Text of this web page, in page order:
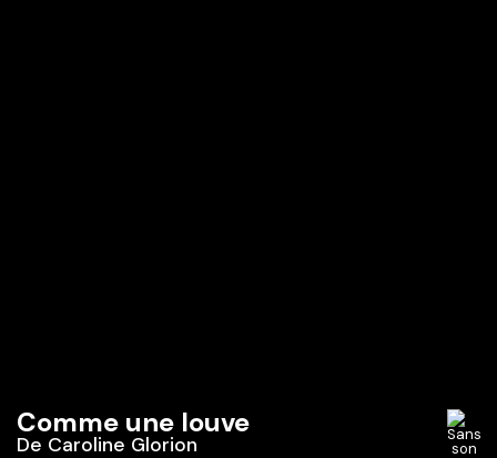
Comme une louve
De Caroline Glorion